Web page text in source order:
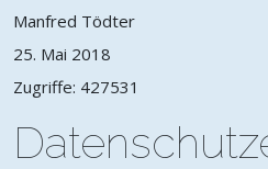
Manfred Tödter
25. Mai 2018
Zugriffe: 427531